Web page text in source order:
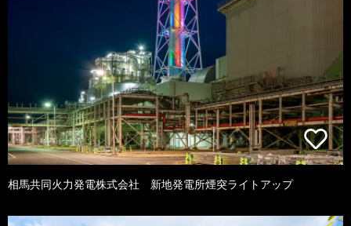
相馬共同火力発電株式会社 新地発電所煙突ライトアップ